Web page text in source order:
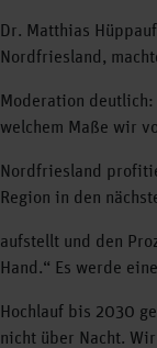
Dr. Matthias
Nordfriesland,
Moderation deutlich:
welchem Maße wir
Nordfriesland
Region in den
aufstellt und den
Hand.“ Es werde
Hochlauf bis 2030
nicht über Nacht.